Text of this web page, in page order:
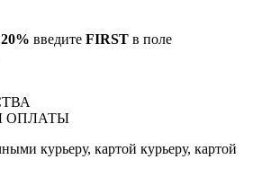
20% введите FIRST в поле
ОПЛАТЫ
курьеру, картой курьеру, картой